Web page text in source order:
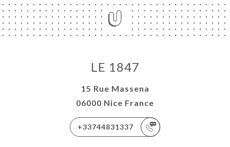
LE 1847
15 Rue Massena
06000 Nice France
+33744831337